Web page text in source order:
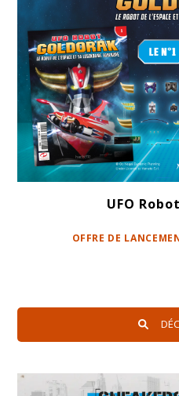
UFO
OFFRE DE